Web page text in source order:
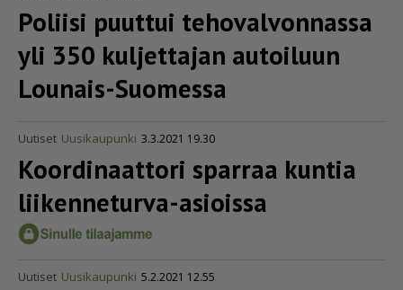
Poliisi puuttui tehoval­von­nassa
yli 350 kuljettajan autoiluun
Lounais-Suomessa
Uutiset Uusikaupunki 3.3.2021 19.30
Koordinaattori sparraa kuntia
liikenneturva-asioissa
Uutiset Uusikaupunki 5.2.2021 12.55